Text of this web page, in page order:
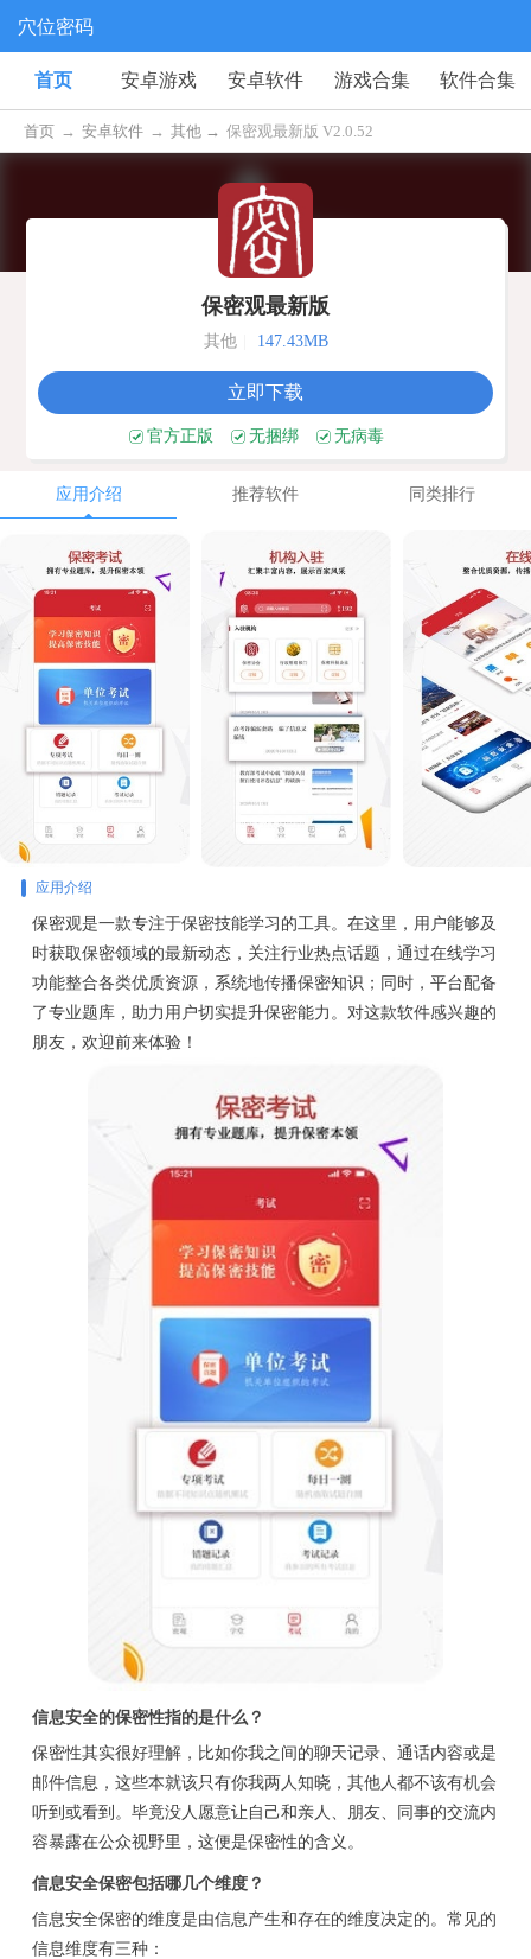
穴位密码
首页 安卓游戏 安卓软件 游戏合集 软件合集
首页 → 安卓软件 → 其他 → 保密观最新版 V2.0.52
保密观最新版
其他 147.43MB
立即下载
官方正版 无捆绑 无病毒
应用介绍 推荐软件 同类排行
应用介绍
保密观是一款专注于保密技能学习的工具。在这里，用户能够及
时获取保密领域的最新动态，关注行业热点话题，通过在线学习
功能整合各类优质资源，系统地传播保密知识；同时，平台配备
了专业题库，助力用户切实提升保密能力。对这款软件感兴趣的
朋友，欢迎前来体验！
信息安全的保密性指的是什么？
保密性其实很好理解，比如你我之间的聊天记录、通话内容或是
邮件信息，这些本就该只有你我两人知晓，其他人都不该有机会
听到或看到。毕竟没人愿意让自己和亲人、朋友、同事的交流内
容暴露在公众视野里，这便是保密性的含义。
信息安全保密包括哪几个维度？
信息安全保密的维度是由信息产生和存在的维度决定的。常见的
信息维度有三种：